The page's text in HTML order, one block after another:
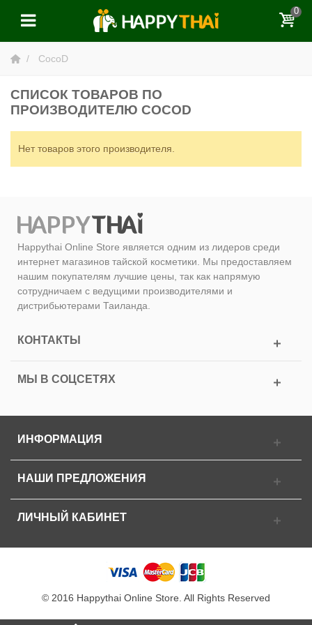
0
CocoD
СПИСОК ТОВАРОВ ПО
ПРОИЗВОДИТЕЛЮ COCOD
Нет товаров этого производителя.
Happythai Online Store является одним из лидеров среди
интернет магазинов тайской косметики. Мы предоставляем
нашим покупателям лучшие цены, так как напрямую
сотрудничаем с ведущими производителями и
дистрибьютерами Таиланда.
КОНТАКТЫ
МЫ В СОЦСЕТЯХ
ИНФОРМАЦИЯ
НАШИ ПРЕДЛОЖЕНИЯ
ЛИЧНЫЙ КАБИНЕТ
© 2016 Happythai Online Store. All Rights Reserved